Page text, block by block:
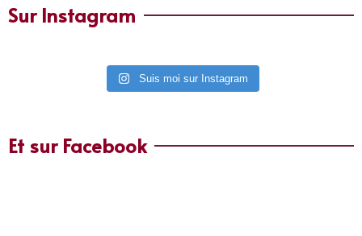
Sur Instagram
Suis moi sur Instagram
Et sur Facebook